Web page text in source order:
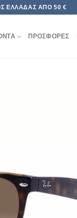
ΕΛΛΆΔΑΣ ΑΠΌ 50 €
ΠΡΟΣΦΟΡΕΣ